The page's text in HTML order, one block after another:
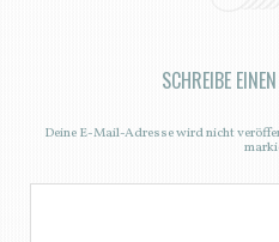
SCHREIBE
Deine E-Mail-Adresse wird nicht